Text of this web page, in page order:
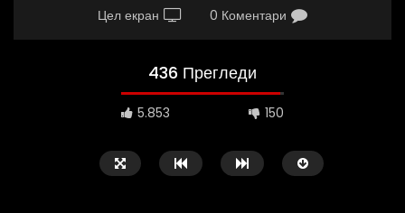
Цел екран 0 Коментари
436 Прегледи
5.853 150